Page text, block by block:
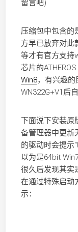
留言吧)
压缩包中包含的
方早已放弃对此
等才有官方支持
芯片的
Win8，有兴趣的
WN322G+V1后
下面说下安装原
备管理器中更新
的驱动时会提示
以为是64bit
很久后发现其实
在通过特殊启动
示：